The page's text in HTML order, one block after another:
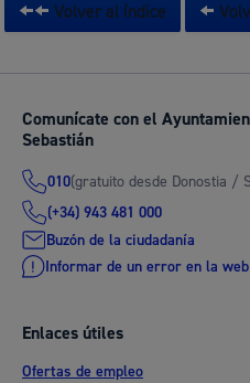
Volver al índice
Comunícate con el
Sebastián
010(gratuito desde Donostia /
(+34) 943 481 000
Buzón de la ciudadanía
Informar de un error en la web
Enlaces útiles
Ofertas de empleo